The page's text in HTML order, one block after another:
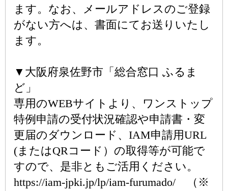
ます。なお、メールアドレスのご登録
がない方へは、書面にてお送りいたし
ます。
▼大阪府泉佐野市「総合窓口 ふるま
ど」
専用のWEBサイトより、ワンストップ
特例申請の受付状況確認や申請書・変
更届のダウンロード、IAM申請用URL
(またはQRコード）の取得等が可能で
すので、是非ともご活用ください。
https://iam-jpki.jp/lp/iam-furumado/ （※